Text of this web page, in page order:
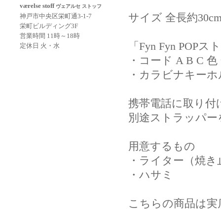
værelse stoff ヴェアルセ ストッフ
神戸市中央区栄町通3-1-7
栄町ビルディング3F
営業時間 11時～18時
定休日 火・水
サイズ 全長約
「Fyn Fyn POPス
・コード A B C
・カラビナキー
携帯電話に取り付
別途ストラッパ
用意するもの
・ライター（焼
・ハサミ
こちらの商品は